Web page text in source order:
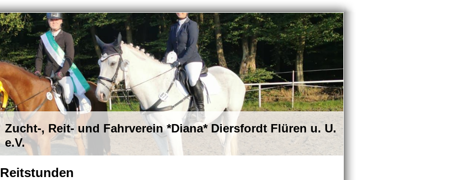
Zucht-, Reit- und Fahrverein *Diana* Diersfordt Flüren u. U.
e.V.
Reitstunden